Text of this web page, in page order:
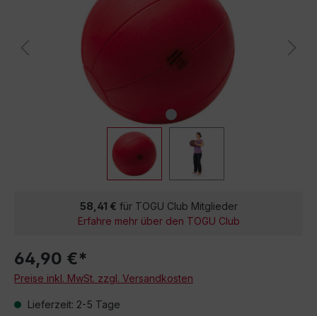
58,41 € für TOGU Club Mitglieder
Erfahre mehr über den TOGU Club
64,90 €*
Preise inkl. MwSt. zzgl. Versandkosten
Lieferzeit: 2-5 Tage